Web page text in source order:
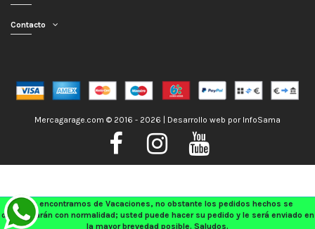
Nos encontramos de Vacaciones, no obstante los pedidos hechos se
despacharán con normalidad; usted puede hacer su pedido y le será enviado en
la mayor brevedad posible. Saludos.
Contacto
Mercagarage.com © 2016 - 2026 | Desarrollo web por InfoSama